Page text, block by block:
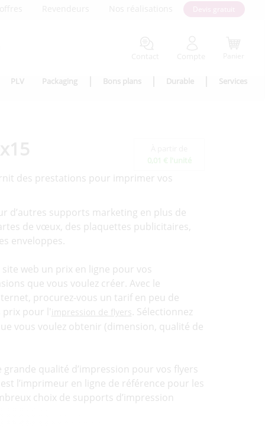
PLV Packaging Bons plans Durable Services
des prestations pour imprimer vos
d’autres supports marketing en plus de
de vœux, des plaquettes publicitaires,
enveloppes.
web un prix en ligne pour vos
que vous voulez créer. Avec le
procurez-vous un tarif en peu de
prix pour l' impression de flyers. Sélectionnez
vous voulez obtenir (dimension, qualité de
qualité d’impression pour vos flyers
l’imprimeur en ligne de référence pour les
choix de supports d’impression